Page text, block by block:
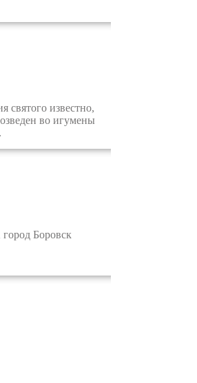
известно,
во игумены
Боровск